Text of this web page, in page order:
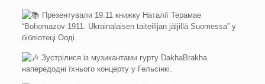
Презентували 19.11 книжку Наталії Терамае
“Bohomazov 1911. Ukrainalaisen taiteilijan jäljillä Suomessa” у
бібліотеці Ооді.
Зустрілися із музикантами гурту DakhaBrakha
напередодні їхнього концерту у Гельсінкі.